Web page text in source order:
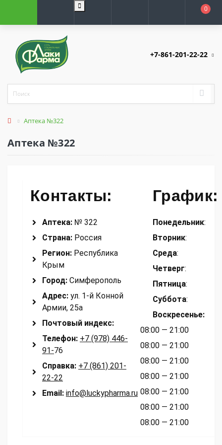
0
+7-861-201-22-22
Аптека №322
Аптека №322
Контакты:
Аптека: № 322
Страна: Россия
Регион: Республика
Крым
Город: Симферополь
Адрес: ул. 1-й Конной
Армии, 25а
Почтовый индекс:
Телефон: +7 (978) 446-
91-76
Справка: +7 (861) 201-
22-22
Email: info@luckypharma.ru
График:
Понедельник:
Вторник:
Среда:
Четверг:
Пятница:
Суббота:
Воскресенье:
08:00 — 21:00
08:00 — 21:00
08:00 — 21:00
08:00 — 21:00
08:00 — 21:00
08:00 — 21:00
08:00 — 21:00